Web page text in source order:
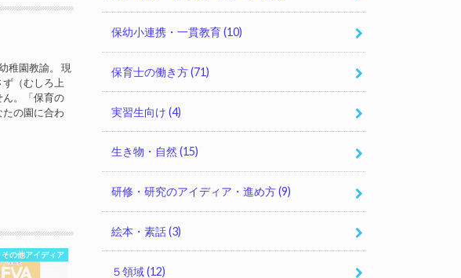
稚園教諭。 現
（むしろ上
。「保育の
の園に合わ
の他アイディア
保幼小連携・一貫教育(10)
保育士の働き方(71)
実習生向け (4)
生き物・自然 (15)
研修・研究のアイディア・進め方(9)
絵本・素話(3)
５領域(12)